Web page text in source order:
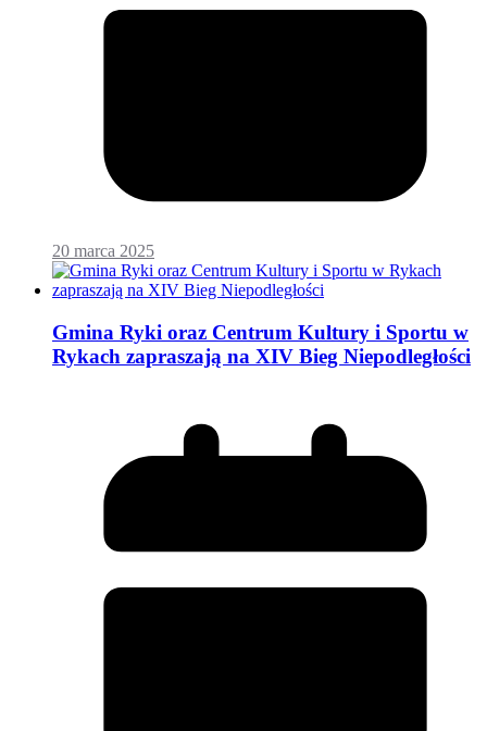
20 marca 2025
Gmina Ryki oraz Centrum Kultury i Sportu w
Rykach zapraszają na XIV Bieg Niepodległości